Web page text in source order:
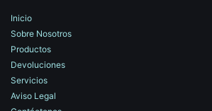
Inicio
Sobre Nosotros
Productos
Devoluciones
Servicios
Aviso Legal